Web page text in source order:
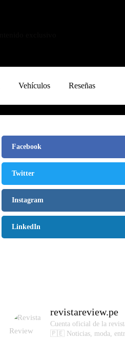
Vehículos Reseñas
Facebook
Twitter
Instagram
LinkedIn
revistareview.pe
Cuenta oficial de la
🇵🇪 Noticias, moda,